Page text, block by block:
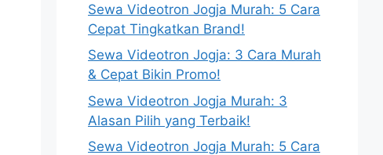
Sewa Videotron Jogja Murah: 5 Cara
Cepat Tingkatkan Brand!
Sewa Videotron Jogja: 3 Cara Murah
& Cepat Bikin Promo!
Sewa Videotron Jogja Murah: 3
Alasan Pilih yang Terbaik!
Sewa Videotron Jogja Murah: 5 Cara